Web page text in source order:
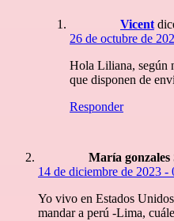
Vicent
26 de octubre de
Hola Liliana, según
que disponen de
Responder
María gonzales
14 de diciembre de 2023
Yo vivo en Estados
mandar a perú -Lima,